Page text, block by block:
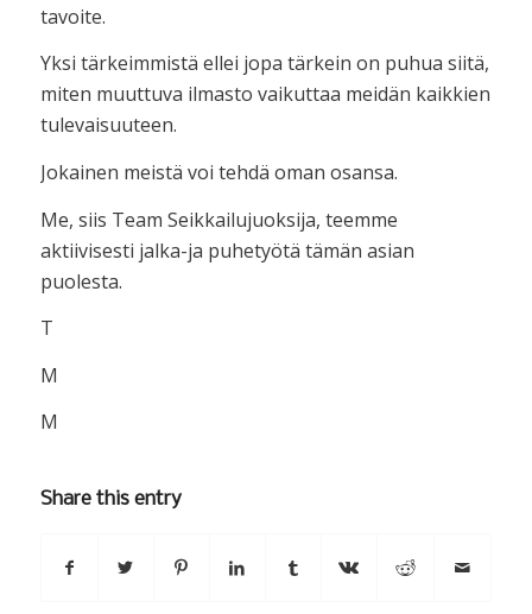
tavoite.
Yksi tärkeimmistä ellei jopa tärkein on puhua siitä,
miten muuttuva ilmasto vaikuttaa meidän kaikkien
tulevaisuuteen.
Jokainen meistä voi tehdä oman osansa.
Me, siis Team Seikkailujuoksija, teemme
aktiivisesti jalka-ja puhetyötä tämän asian
puolesta.
T
M
M
Share this entry